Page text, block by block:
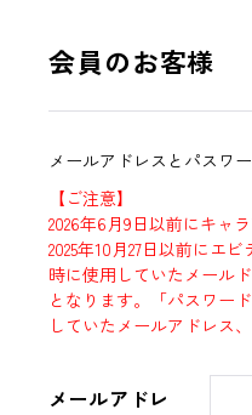
会員のお客様
メールアドレスとパスワ
【ご注意】
2026年6月9日以前にキャ
2025年10月27日以前にエ
時に使用していたメール
となります。「パスワー
していたメールアドレス
メールアドレ